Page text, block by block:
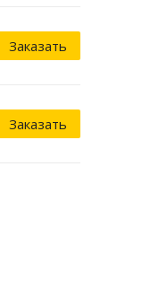
Заказать
Заказать